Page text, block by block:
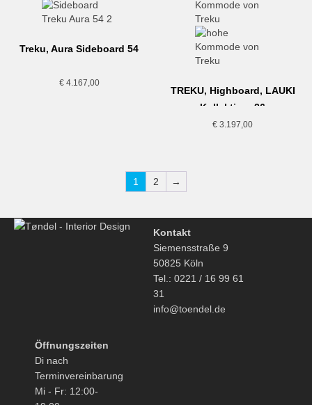
Treku, Aura Sideboard 54
€4.167,00
TREKU, Highboard, LAUKI
Kollektion, 26
€ 3.197,00
1 2 →
Kontakt
Siemensstraße 9
50825 Köln
Tel.: 0221 / 16 99 61
31
info@toendel.de
Öffnungszeiten
Di nach
Terminvereinbarung
Mi - Fr: 12:00-